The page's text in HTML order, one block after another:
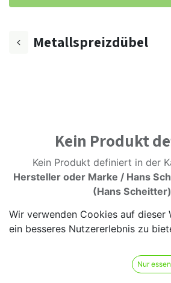
Metallspreizdübel
Kein Produkt
Kein Produkt definiert in der
Hersteller oder Marke / Hans
(Hans Scheitter)
Wir verwenden Cookies auf dieser
ein besseres Nutzererlebnis zu
Nur